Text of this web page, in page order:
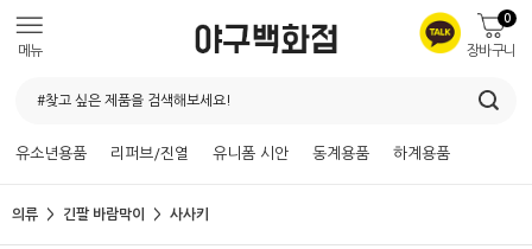
메뉴 장바구니
0
유소년용품 리퍼브/진열 유니폼 시안 동계용품 하계용품
의류 긴팔 바람막이 사사키